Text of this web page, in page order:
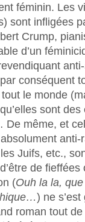
féminin. Les
sont infligées
Crump,
d’un
conséquent
le monde
sont
De même, et
Juifs, etc.,
de
(Ouh la la,
) ne
roman tout